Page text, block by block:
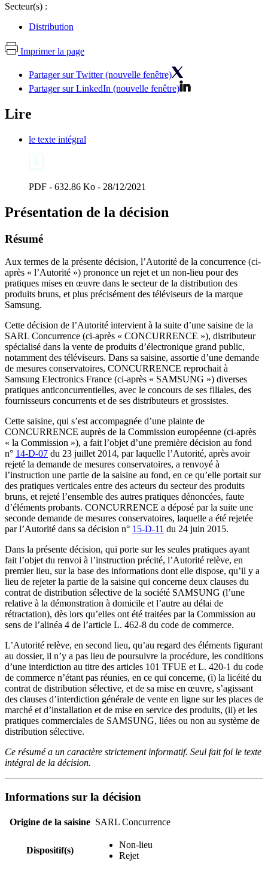
Secteur(s) :
Distribution
Imprimer la page
Partager sur Twitter (nouvelle fenêtre)
Partager sur LinkedIn (nouvelle fenêtre)
Lire
le texte intégral
PDF - 632.86 Ko - 28/12/2021
Présentation de la décision
Résumé
Aux termes de la présente décision, l’Autorité de la concurrence (ci-
après « l’Autorité ») prononce un rejet et un non-lieu pour des
pratiques mises en œuvre dans le secteur de la distribution des
produits bruns, et plus précisément des téléviseurs de la marque
Samsung.
Cette décision de l’Autorité intervient à la suite d’une saisine de la
SARL Concurrence (ci‑après « CONCURRENCE »), distributeur
spécialisé dans la vente de produits d’électronique grand public,
notamment des téléviseurs. Dans sa saisine, assortie d’une demande
de mesures conservatoires, CONCURRENCE reprochait à
Samsung Electronics France (ci-après « SAMSUNG ») diverses
pratiques anticoncurrentielles, avec le concours de ses filiales, des
fournisseurs concurrents et de ses distributeurs et grossistes.
Cette saisine, qui s’est accompagnée d’une plainte de
CONCURRENCE auprès de la Commission européenne (ci-après
« la Commission »), a fait l’objet d’une première décision au fond
n° 14-D-07 du 23 juillet 2014, par laquelle l’Autorité, après avoir
rejeté la demande de mesures conservatoires, a renvoyé à
l’instruction une partie de la saisine au fond, en ce qu’elle portait sur
des pratiques verticales entre des acteurs du secteur des produits
bruns, et rejeté l’ensemble des autres pratiques dénoncées, faute
d’éléments probants. CONCURRENCE a déposé par la suite une
seconde demande de mesures conservatoires, laquelle a été rejetée
par l’Autorité dans sa décision n° 15-D-11 du 24 juin 2015.
Dans la présente décision, qui porte sur les seules pratiques ayant
fait l’objet du renvoi à l’instruction précité, l’Autorité relève, en
premier lieu, sur la base des informations dont elle dispose, qu’il y a
lieu de rejeter la partie de la saisine qui concerne deux clauses du
contrat de distribution sélective de la société SAMSUNG (l’une
relative à la démonstration à domicile et l’autre au délai de
rétractation), dès lors qu’elles ont été traitées par la Commission au
sens de l’alinéa 4 de l’article L. 462-8 du code de commerce.
L’Autorité relève, en second lieu, qu’au regard des éléments figurant
au dossier, il n’y a pas lieu de poursuivre la procédure, les conditions
d’une interdiction au titre des articles 101 TFUE et L. 420-1 du code
de commerce n’étant pas réunies, en ce qui concerne, (i) la licéité du
contrat de distribution sélective, et de sa mise en œuvre, s’agissant
des clauses d’interdiction générale de vente en ligne sur les places de
marché et d’installation et de mise en service des produits, (ii) et les
pratiques commerciales de SAMSUNG, liées ou non au système de
distribution sélective.
Ce résumé a un caractère strictement informatif. Seul fait foi le texte
intégral de la décision.
Informations sur la décision
Origine de la saisine SARL Concurrence
Dispositif(s)
Non-lieu
Rejet